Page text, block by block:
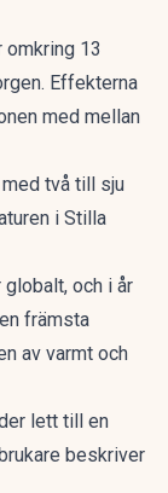
omkring 13
Effekterna
med mellan
två till sju
i Stilla
och i år
främsta
av varmt och
lett till en
beskriver